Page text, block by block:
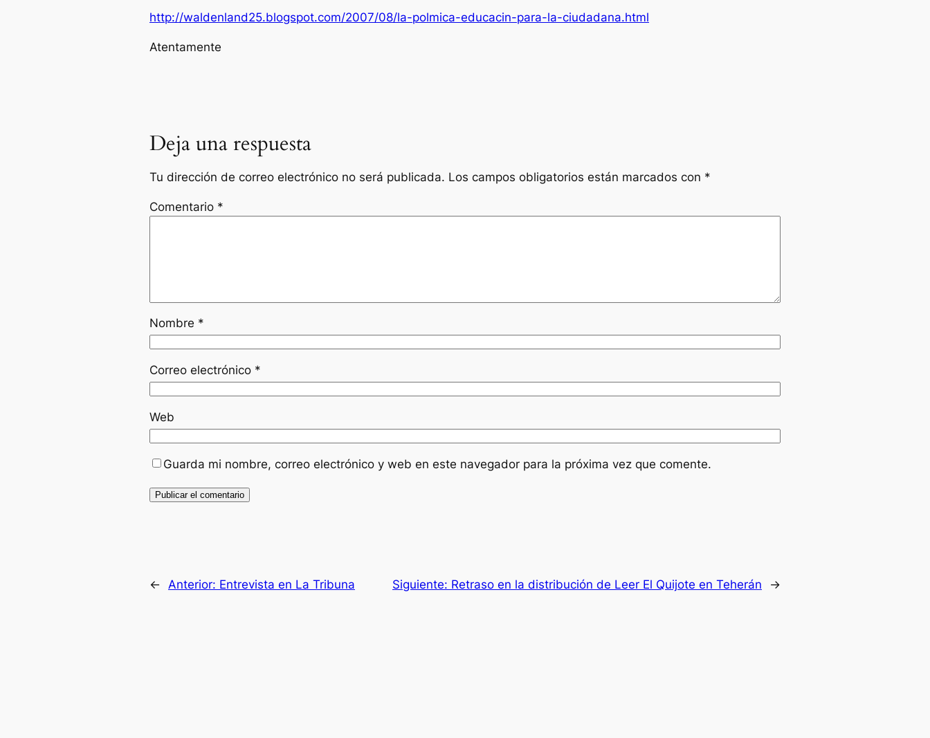
http://waldenland25.blogspot.com/2007/08/la-polmica-educacin-para-la-ciudadana.html
Atentamente
Deja una respuesta
Tu dirección de correo electrónico no será publicada. Los campos obligatorios están marcados con *
Comentario *
Nombre *
Correo electrónico *
Web
Guarda mi nombre, correo electrónico y web en este navegador para la próxima vez que comente.
← Anterior: Entrevista en La Tribuna Siguiente: Retraso en la distribución de Leer El Quijote en Teherán →